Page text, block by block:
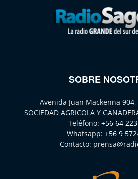
SOBRE
Avenida Juan Mackenna
SOCIEDAD AGRICOLA Y
Teléfono: +56 64
Whatsapp: +56 9
Contacto: